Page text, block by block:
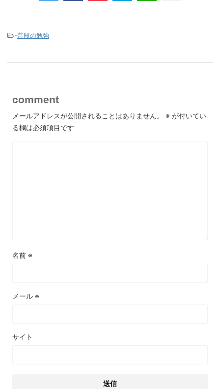
-普段の勉強
comment
メールアドレスが公開されることはありません。 ※ が付いてい
る欄は必須項目です
名前 ※
メール ※
サイト